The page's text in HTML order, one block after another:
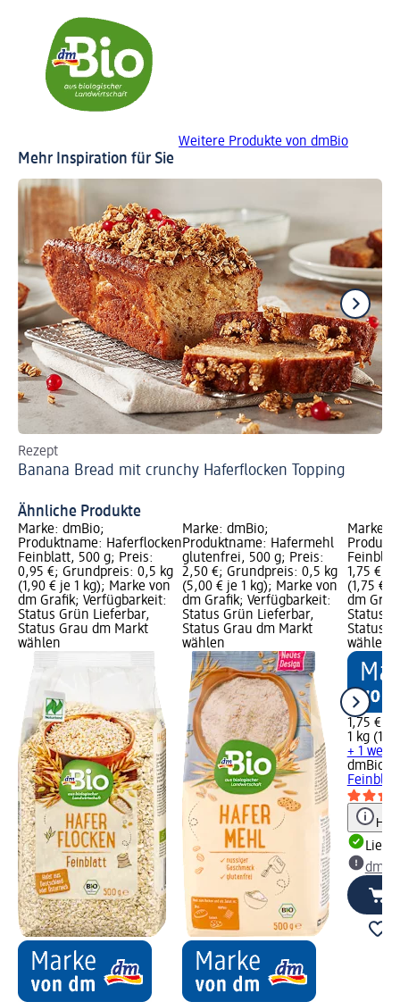
Weitere Produkte von dmBio
Mehr Inspiration für Sie
Rezept
Banana Bread mit crunchy Haferflocken Topping
Ähnliche Produkte
Marke: dmBio;
Produktname: Haferflocken
Feinblatt, 500 g; Preis:
0,95 €; Grundpreis: 0,5 kg
(1,90 € je 1 kg); Marke von
dm Grafik; Verfügbarkeit:
Status Grün Lieferbar,
Status Grau dm Markt
wählen
Marke: dmBio;
Produktname: Hafermehl
glutenfrei, 500 g; Preis:
2,50 €; Grundpreis: 0,5 kg
(5,00 € je 1 kg); Marke von
dm Grafik; Verfügbarkeit:
Status Grün Lieferbar,
Status Grau dm Markt
wählen
Marke:
1,75 €;
(1,75 €
dm
Status
Status
wählen
1,75 €
1 kg
+ 1
dmBio
dm